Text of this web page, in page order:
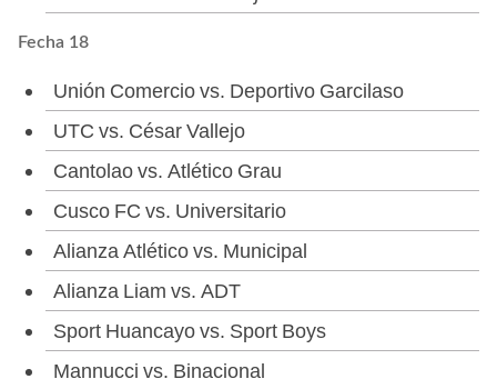
Fecha 18
Unión Comercio vs. Deportivo Garcilaso
UTC vs. César Vallejo
Cantolao vs. Atlético Grau
Cusco FC vs. Universitario
Alianza Atlético vs. Municipal
Alianza Liam vs. ADT
Sport Huancayo vs. Sport Boys
Mannucci vs. Binacional